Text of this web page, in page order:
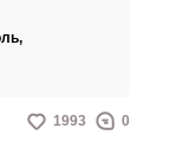
только молодых
нарезка
соломкой.
1993 0